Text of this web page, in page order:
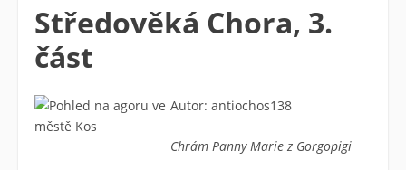
Středověká Chora, 3.
část
Autor: antiochos138
Chrám Panny Marie z Gorgopigi